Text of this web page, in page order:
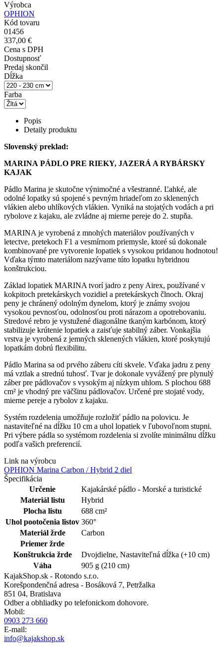
Výrobca
OPHION
Kód tovaru
01456
337,00 €
Cena s DPH
Dostupnosť
Predaj skončil
Dĺžka
Farba
Popis
Detaily produktu
Slovenský preklad:
MARINA PÁDLO PRE RIEKY, JAZERÁ A RYBÁRSKY
KAJAK
Pádlo Marina je skutočne výnimočné a všestranné. Ľahké, ale
odolné lopatky sú spojené s pevným hriadeľom zo sklenených
vlákien alebo uhlíkových vlákien. Vyniká na stojatých vodách a pri
rybolove z kajaku, ale zvládne aj mierne pereje do 2. stupňa.
MARINA je vyrobená z mnohých materiálov používaných v
letectve, pretekoch F1 a vesmírnom priemysle, ktoré sú dokonale
kombinované pre vytvorenie lopatiek s vysokou pridanou hodnotou!
Vďaka týmto materiálom nazývame túto lopatku hybridnou
konštrukciou.
Základ lopatiek MARINA tvorí jadro z peny Airex, používané v
kokpitoch pretekárskych vozidiel a pretekárskych člnoch. Okraj
peny je chránený odolným dynelom, ktorý je známy svojou
vysokou pevnosťou, odolnosťou proti nárazom a opotrebovaniu.
Stredové rebro je vystužené diagonálne tkaným karbónom, ktorý
stabilizuje krútenie lopatiek a zaisťuje stabilný záber. Vonkajšia
vrstva je vyrobená z jemných sklenených vlákien, ktoré poskytujú
lopatkám dobrú flexibilitu.
Pádlo Marina sa od prvého záberu cíti skvele. Vďaka jadru z peny
má vztlak a strednú tuhosť. Tvar je dokonale vyvážený pre plynulý
záber pre pádlovačov s vysokým aj nízkym uhlom. S plochou 688
cm² je vhodný pre väčšinu pádlovačov. Určené pre stojaté vody,
mierne pereje a rybolov z kajaku.
Systém rozdelenia umožňuje rozložiť pádlo na polovicu. Je
nastaviteľné na dĺžku 10 cm a uhol lopatiek v ľubovoľnom stupni.
Pri výbere pádla so systémom rozdelenia si zvolíte minimálnu dĺžku
podľa vašich preferencií.
Link na výrobcu
OPHION Marina Carbon / Hybrid 2 diel
Špecifikácia
Určenie
Kajakárské pádlo - Morské a turistické
Materiál listu
Hybrid
Plocha listu
688 cm²
Uhol pootočenia listov 360°
Materiál žrde
Carbon
Priemer žrde
Konštrukcia žrde
Dvojdielne, Nastaviteľná dĺžka (+10 cm)
Váha
905 g (210 cm)
KajakShop.sk - Rotondo s.r.o.
Korešpondenčná adresa - Bosáková 7, Petržalka
851 04, Bratislava
Odber a obhliadky po telefonickom dohovore.
Mobil:
0903 273 660
E-mail:
info@kajakshop.sk